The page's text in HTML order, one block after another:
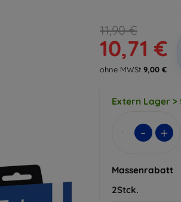
11,90 €
10,71 €
ohne MWSt 9,00 €
Extern Lager >
- +
Massenrabatt
2Stck.